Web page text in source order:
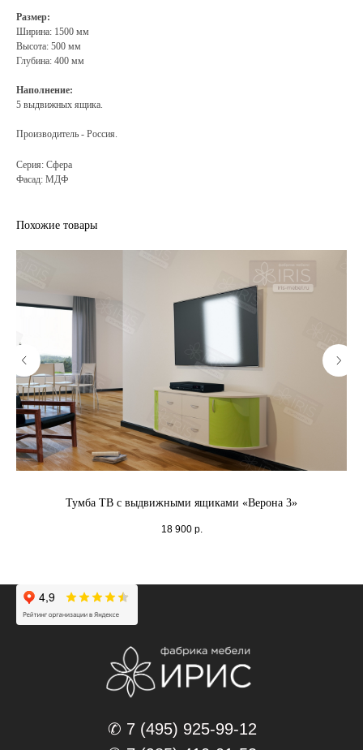
Размер:
Ширина: 1500 мм
Высота: 500 мм
Глубина: 400 мм
Наполнение:
5 выдвижных ящика.
Производитель - Россия.
Серия: Сфера
Фасад: МДФ
Похожие товары
Тумба ТВ с выдвижными ящиками «Верона 3»
18 900 р.
✆ 7 (495) 925-99-12